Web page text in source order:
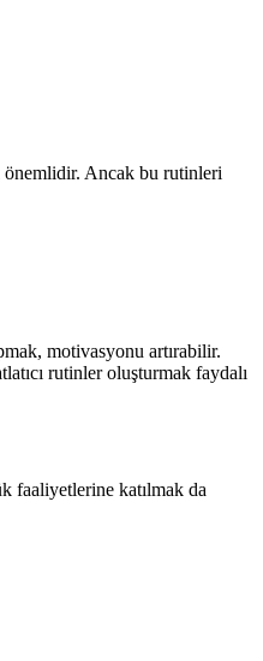
önemlidir. Ancak bu rutinleri
motivasyonu artırabilir.
rutinler oluşturmak faydalı
faaliyetlerine katılmak da